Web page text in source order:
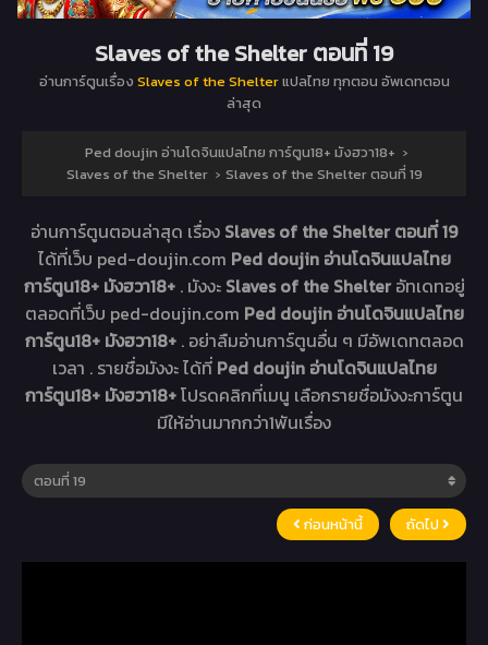
Slaves of the Shelter ตอนที่ 19
อ่านการ์ตูนเรื่อง Slaves of the Shelterแปลไทย ทุกตอน อัพเดทตอน
ล่าสุด
Ped doujin อ่านโดจินแปลไทย การ์ตูน18+ มังฮวา18+ ›
Slaves of the Shelter › Slaves of the Shelter ตอนที่ 19
อ่านการ์ตูนตอนล่าสุด เรื่อง Slaves of the Shelter ตอนที่ 19
ได้ที่เว็บ ped-doujin.com Ped doujin อ่านโดจินแปลไทย
การ์ตูน18+ มังฮวา18+ . มังงะ Slaves of the Shelter อัทเดทอยู่
ตลอดที่เว็บ ped-doujin.com Ped doujin อ่านโดจินแปลไทย
การ์ตูน18+ มังฮวา18+ . อย่าลืมอ่านการ์ตูนอื่น ๆ มีอัพเดทตลอด
เวลา . รายชื่อมังงะ ได้ที่ Ped doujin อ่านโดจินแปลไทย
การ์ตูน18+ มังฮวา18+โปรดคลิกที่เมนู เลือกรายชื่อมังงะการ์ตูน
มีให้อ่านมากกว่า1พันเรื่อง
ก่อนหน้านี้ ถัดไป